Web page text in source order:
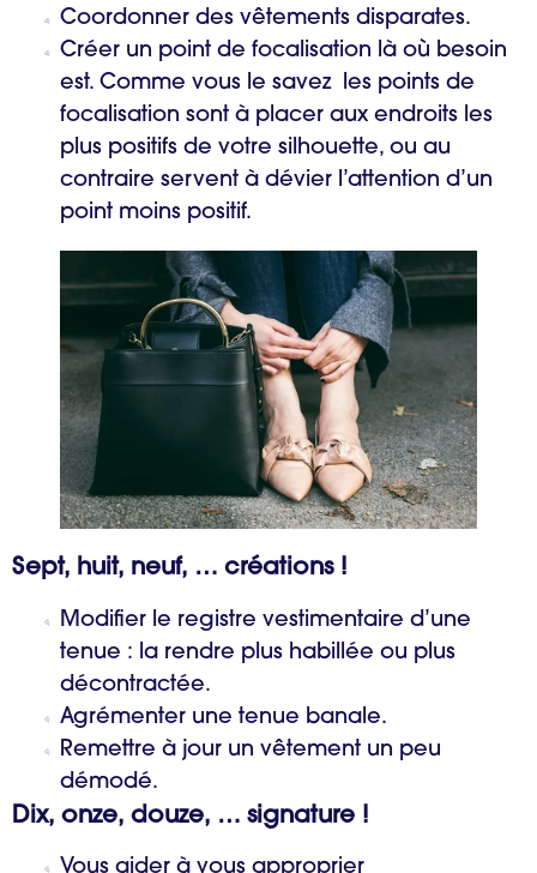
Coordonner des vêtements disparates.
Créer un point de focalisation là où besoin
est. Comme vous le savez les points de
focalisation sont à placer aux endroits les
plus positifs de votre silhouette, ou au
contraire servent à dévier l’attention d’un
point moins positif.
Sept, huit, neuf, … créations !
Modifier le registre vestimentaire d’une
tenue : la rendre plus habillée ou plus
décontractée.
Agrémenter une tenue banale.
Remettre à jour un vêtement un peu
démodé.
Dix, onze, douze, … signature !
Vous aider à vous approprier